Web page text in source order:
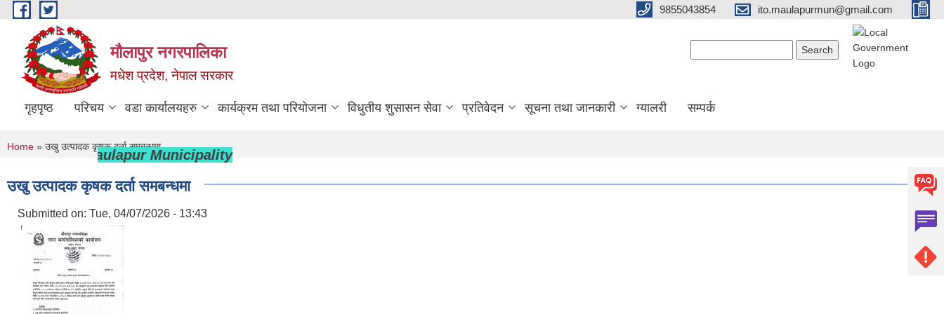
Skip to main content 9855043854 ito.maulapurmun@gmail.com
मौलापुर नगरपालिका
मधेश प्रदेश, नेपाल सरकार
गृहपृष्ठ परिचय वडा कार्यालयहरु कार्यक्रम तथा परियोजना विधुतीय शुसासन सेवा प्रतिवेदन सूचना तथा जानकारी ग्यालरी सम्पर्क
to Maulapur Municipality
You are here
Home » उखु उत्पादक कृषक दर्ता समबन्धमा
उखु उत्पादक कृषक दर्ता समबन्धमा
Submitted on: Tue, 04/07/2026 - 13:43